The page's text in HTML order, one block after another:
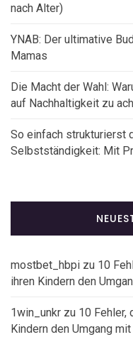
nach Alter)
YNAB: Der ultimative
Mamas
Die Macht der Wahl:
auf Nachhaltigkeit zu
So einfach strukturierst
Selbstständigkeit: Mit
mostbet_hbpi zu 10
ihren Kindern den
1win_unkr zu 10 Fehler,
Kindern den Umgang